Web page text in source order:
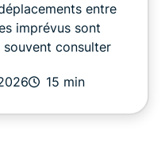
entre
imprévus sont
consulter
15 min